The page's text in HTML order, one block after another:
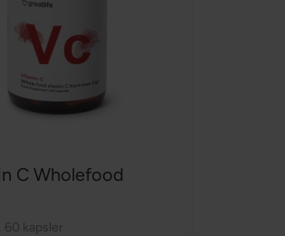
C Wholefood
60 kapsler